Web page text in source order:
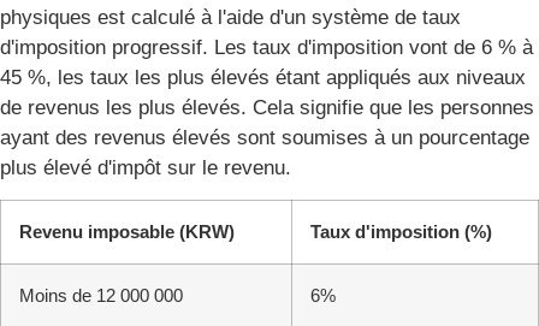
physiques est calculé à l'aide d'un système de taux
d'imposition progressif. Les taux d'imposition vont de 6 % à
45 %, les taux les plus élevés étant appliqués aux niveaux
de revenus les plus élevés. Cela signifie que les personnes
ayant des revenus élevés sont soumises à un pourcentage
plus élevé d'impôt sur le revenu.
Revenu imposable (KRW) Taux d'imposition (%)
Moins de 12 000 000 6%